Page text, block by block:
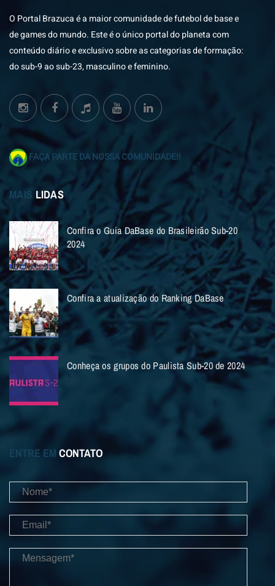
O Portal Brazuca é a maior comunidade de futebol de base e
de games do mundo. Este é o único portal do planeta com
conteúdo diário e exclusivo sobre as categorias de formação:
do sub-9 ao sub-23, masculino e feminino.
FAÇA PARTE DA NOSSA COMUNIDADE!!
MAIS LIDAS
Confira o Guia DaBase do Brasileirão Sub-20
2024
Confira a atualização do Ranking DaBase
Conheça os grupos do Paulista Sub-20 de 2024
ENTRE EM CONTATO